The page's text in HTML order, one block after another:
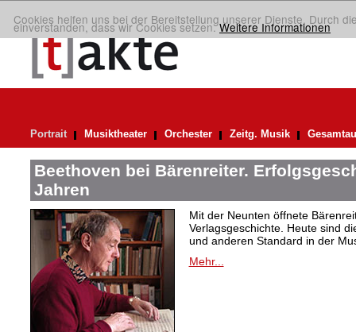
Cookies helfen uns bei der Bereitstellung unserer Dienste. Durch
einverstanden, dass wir Cookies setzen.Weitere Informationen
Portrait Musiktheater Orchester Zeitg. Musik
Beethoven bei Bärenreiter.
Jahren
Mit der Neunten öffnete
Verlagsgeschichte. Heute sind
und anderen Standard in der
Mehr...